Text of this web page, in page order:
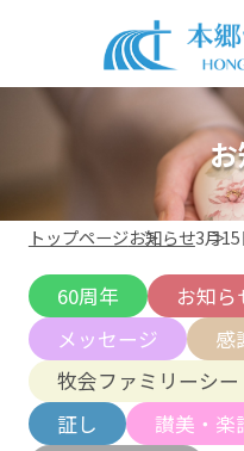
トップページお知らせ3月15
60周年 お知ら
メッセージ
感
牧会ファミリーシー
証し
讃美・楽